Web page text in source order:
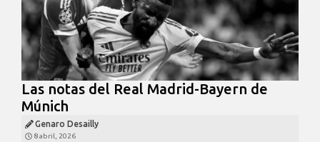
Las notas del Real Madrid-Bayern de
Múnich
Genaro Desailly
8 abril, 2026